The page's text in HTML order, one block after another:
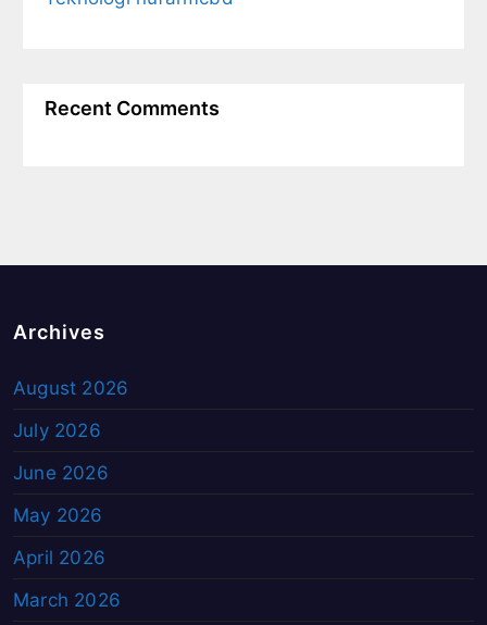
Recent Comments
Archives
August 2026
July 2026
June 2026
May 2026
April 2026
March 2026